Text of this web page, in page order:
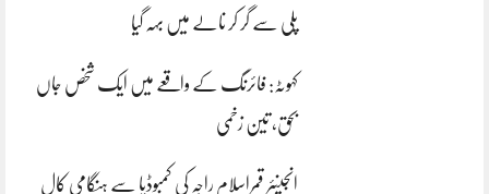
پلی سے گر کر نالے میں بہہ گیا
کہوٹہ: فائرنگ کے واقعے میں ایک شخص جاں
بحق، تین زخمی
انجینئر قمراسلام راجہ کی کمبوڈیا سے ہنگامی کال